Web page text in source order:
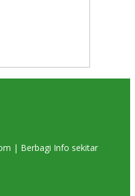
| Berbagi Info sekitar